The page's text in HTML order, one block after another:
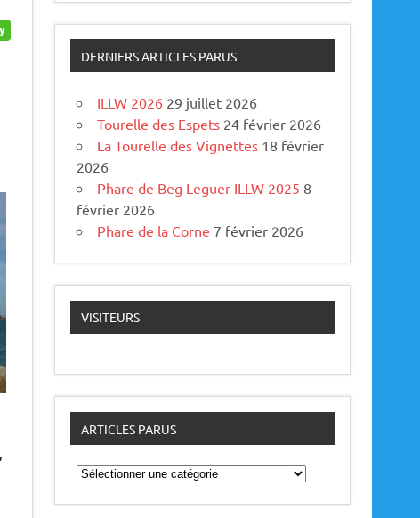
DERNIERS ARTICLES PARUS
ILLW 2026 29 juillet 2026
Tourelle des Espets 24 février 2026
La Tourelle des Vignettes 18 février
2026
Phare de Beg Leguer ILLW 2025 8
février 2026
Phare de la Corne 7 février 2026
VISITEURS
ARTICLES PARUS
A
r
t